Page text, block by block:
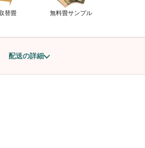
替畳 無料畳サンプル
配送の詳細